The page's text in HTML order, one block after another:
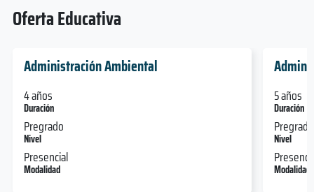
Oferta Educativa
Administración Ambiental
4 años
Duración
Pregrado
Nivel
Presencial
Modalidad
5 años
Duración
Pregrado
Nivel
Modalidad